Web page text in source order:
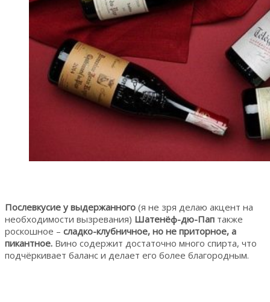
Послевкусие у выдержанного (я не зря делаю акцент на
необходимости вызревания) Шатенёф-дю-Пап также
роскошное – сладко-клубничное, но не приторное, а
пикантное. Вино содержит достаточно много спирта, что
подчёркивает баланс и делает его более благородным.